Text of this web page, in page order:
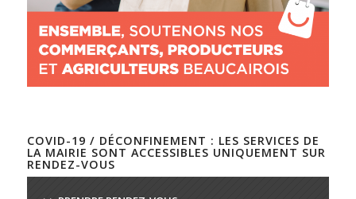
COVID-19 / DÉCONFINEMENT : LES SERVICES DE
LA MAIRIE SONT ACCESSIBLES UNIQUEMENT SUR
RENDEZ-VOUS